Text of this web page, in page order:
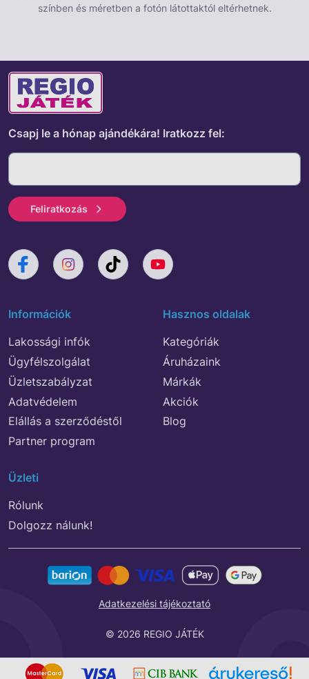
színben és méretben a fotón látottaktól eltérhetnek.
Csapj le a hónap ajándékára! Iratkozz fel:
Feliratkozás
Információk
Lakossági infók
Ügyfélszolgálat
Üzletszabályzat
Adatvédelem
Elállás a szerződéstől
Partner program
Hasznos oldalak
Kategóriák
Áruházaink
Márkák
Akciók
Blog
Üzleti
Rólunk
Dolgozz nálunk!
© 2026 REGIO JÁTÉK
Adatkezelési tájékoztató